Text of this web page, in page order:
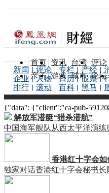
首页 资讯 台湾 评论
亲子 游戏 城市 论坛
新闻 评论 专栏 产经
企业
人物 日历 股票
排行
滚动 百科 黑马
{"data": {"client":"ca-pub-
解放军潜艇“猎杀潜航”
中国海军舰队从西太平洋演
香港红十字会
独家对话香港红十字会秘书长